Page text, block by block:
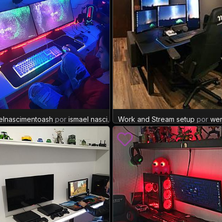
por ismael nasci... XP: 31
Work and Stream setup por